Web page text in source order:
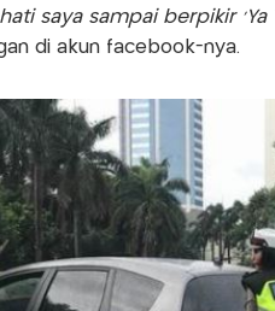
saya sampai berpikir 'Ya
di akun facebook-nya.